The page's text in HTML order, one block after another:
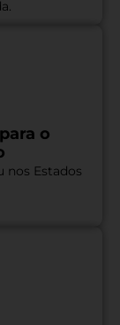
o
nos Estados